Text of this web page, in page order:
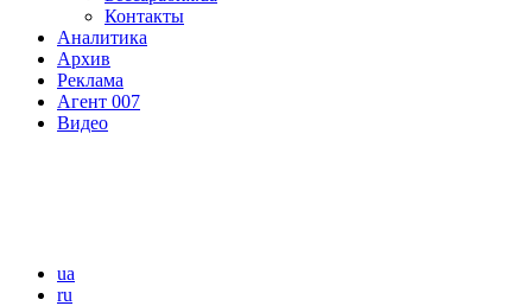
Контакты
Аналитика
Архив
Реклама
Агент 007
Видео
ua
ru